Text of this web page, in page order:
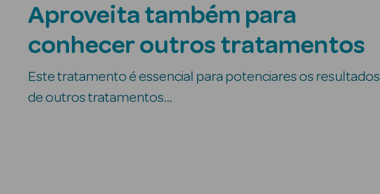
Aproveita também para
conhecer outros tratamentos
Este tratamento é essencial para potenciares os resultados
de outros tratamentos...